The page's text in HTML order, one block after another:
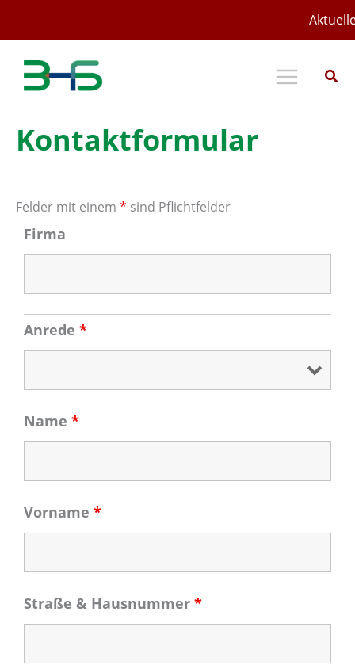
springen
Kontaktformular
Felder mit einem * sind Pflichtfelder
Firma
Anrede *
Name *
Vorname *
Straße & Hausnummer *